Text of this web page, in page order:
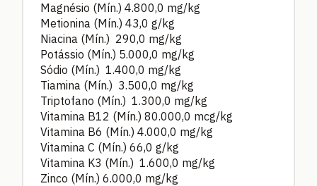
Magnésio (Mín.) 4.800,0 mg/kg
Metionina (Mín.) 43,0 g/kg
Niacina (Mín.) 290,0 mg/kg
Potássio (Mín.) 5.000,0 mg/kg
Sódio (Mín.) 1.400,0 mg/kg
Tiamina (Mín.) 3.500,0 mg/kg
Triptofano (Mín.) 1.300,0 mg/kg
Vitamina B12 (Mín.) 80.000,0 mcg/kg
Vitamina B6 (Mín.) 4.000,0 mg/kg
Vitamina C (Mín.) 66,0 g/kg
Vitamina K3 (Mín.) 1.600,0 mg/kg
Zinco (Mín.) 6.000,0 mg/kg